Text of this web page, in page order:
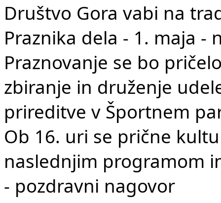
Društvo Gora vabi na
Praznika dela - 1. maja -
Praznovanje se bo
zbiranje in druženje
prireditve v Športnem
Ob 16. uri se prične
naslednjim programom
- pozdravni nagovor